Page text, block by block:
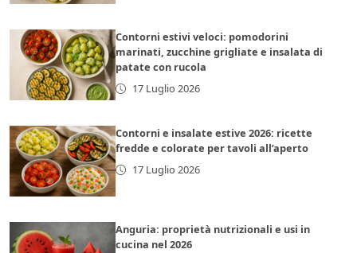
Contorni estivi veloci: pomodorini
marinati, zucchine grigliate e insalata di
patate con rucola
17 Luglio 2026
Contorni e insalate estive 2026: ricette
fredde e colorate per tavoli all’aperto
17 Luglio 2026
Anguria: proprietà nutrizionali e usi in
cucina nel 2026